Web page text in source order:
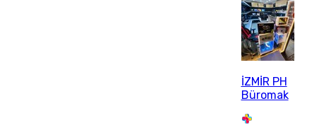
İZMİR PH
Büromak